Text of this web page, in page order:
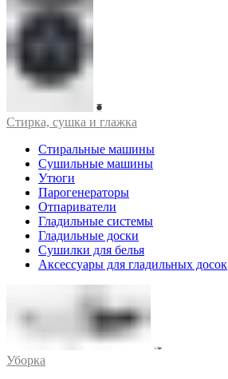
Стирка, сушка и глажка
Стиральные машины
Сушильные машины
Утюги
Парогенераторы
Отпариватели
Гладильные системы
Гладильные доски
Сушилки для белья
Аксессуары для гладильных досок
Уборка